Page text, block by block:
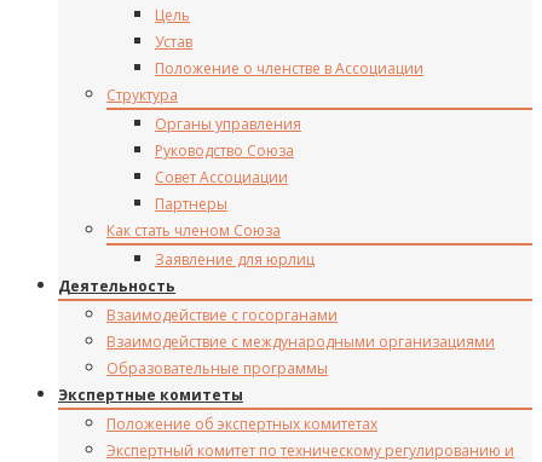
Цель
Устав
Положение о членстве в Ассоциации
Структура
Органы управления
Руководство Союза
Совет Ассоциации
Партнеры
Как стать членом Союза
Заявление для юрлиц
Деятельность
Взаимодействие с госорганами
Взаимодействие с международными организациями
Образовательные программы
Экспертные комитеты
Положение об экспертных комитетах
Экспертный комитет по техническому регулированию и